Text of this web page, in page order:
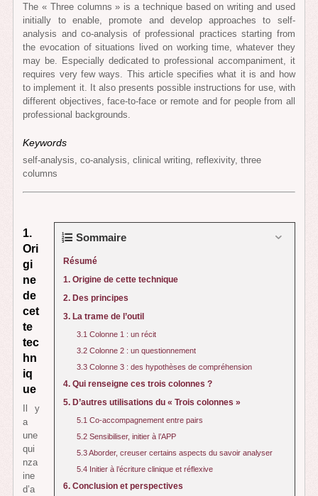
The « Three columns » is a technique based on writing and used
initially to enable, promote and develop approaches to self-
analysis and co-analysis of professional practices starting from
the evocation of situations lived on working time, whatever they
may be. Especially dedicated to professional accompaniment, it
requires very few ways. This article specifies what it is and how
to implement it. It also presents possible instructions for use, with
different objectives, face-to-face or remote and for people from all
professional backgrounds.
Keywords
self-analysis, co-analysis, clinical writing, reflexivity, three
columns
Sommaire
Résumé
1. Origine de cette technique
2. Des principes
3. La trame de l’outil
3.1 Colonne 1 : un récit
3.2 Colonne 2 : un questionnement
3.3 Colonne 3 : des hypothèses de compréhension
4. Qui renseigne ces trois colonnes ?
5. D’autres utilisations du « Trois colonnes »
5.1 Co-accompagnement entre pairs
5.2 Sensibiliser, initier à l’APP
5.3 Aborder, creuser certains aspects du savoir analyser
5.4 Initier à l’écriture clinique et réflexive
6. Conclusion et perspectives
1.
Ori
gi
ne
de
cet
te
tec
hn
iq
ue
Il y
a
une
qui
nza
ine
d’a